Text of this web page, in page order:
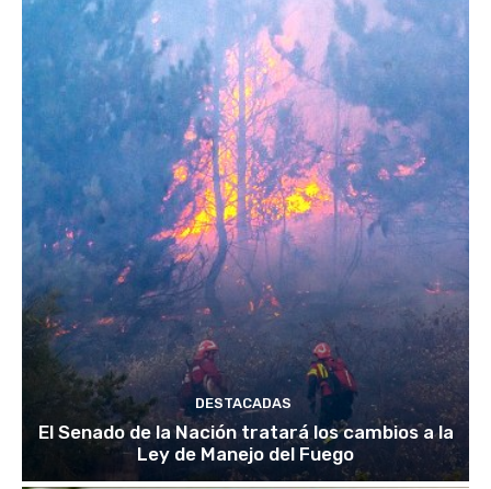
DESTACADAS
El Senado de la Nación tratará los cambios a la
Ley de Manejo del Fuego